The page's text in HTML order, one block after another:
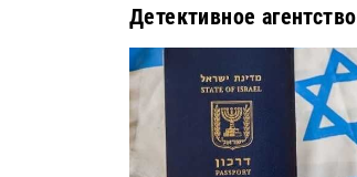
Детективное агентство